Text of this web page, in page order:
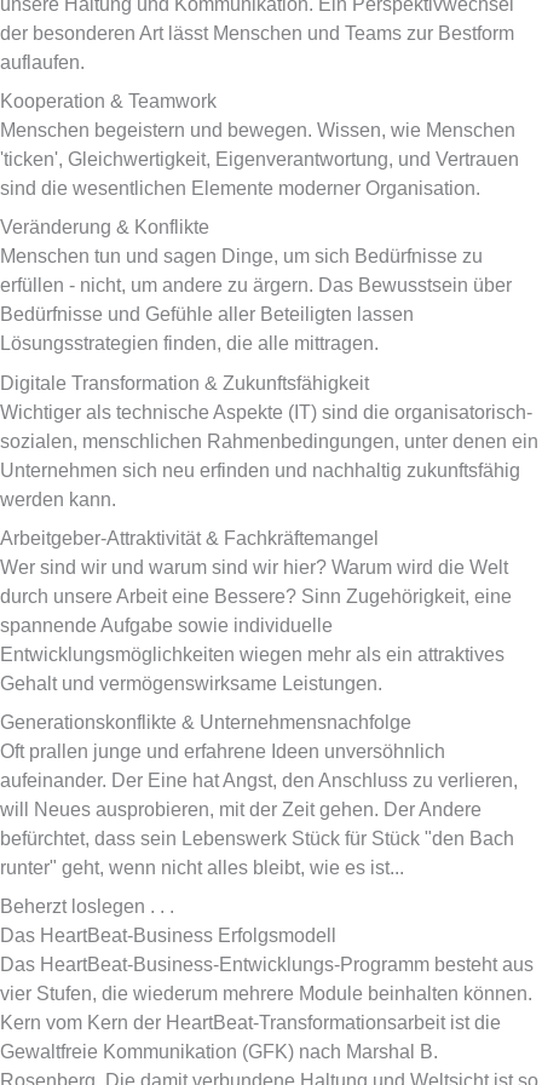
der besonderen Art lässt Menschen und Teams zur Bestform
auflaufen.
Kooperation & Teamwork
Menschen begeistern und bewegen. Wissen, wie Menschen
'ticken', Gleichwertigkeit, Eigenverantwortung, und Vertrauen
sind die wesentlichen Elemente moderner Organisation.
Veränderung & Konflikte
Menschen tun und sagen Dinge, um sich Bedürfnisse zu
erfüllen - nicht, um andere zu ärgern. Das Bewusstsein über
Bedürfnisse und Gefühle aller Beteiligten lassen
Lösungsstrategien finden, die alle mittragen.
Digitale Transformation & Zukunftsfähigkeit
Wichtiger als technische Aspekte (IT) sind die organisatorisch-
sozialen, menschlichen Rahmenbedingungen, unter denen ein
Unternehmen sich neu erfinden und nachhaltig zukunftsfähig
werden kann.
Arbeitgeber-Attraktivität & Fachkräftemangel
Wer sind wir und warum sind wir hier? Warum wird die Welt
durch unsere Arbeit eine Bessere? Sinn Zugehörigkeit, eine
spannende Aufgabe sowie individuelle
Entwicklungsmöglichkeiten wiegen mehr als ein attraktives
Gehalt und vermögenswirksame Leistungen.
Generationskonflikte & Unternehmensnachfolge
Oft prallen junge und erfahrene Ideen unversöhnlich
aufeinander. Der Eine hat Angst, den Anschluss zu verlieren,
will Neues ausprobieren, mit der Zeit gehen. Der Andere
befürchtet, dass sein Lebenswerk Stück für Stück "den Bach
runter" geht, wenn nicht alles bleibt, wie es ist...
Beherzt loslegen . . .
Das HeartBeat-Business Erfolgsmodell
Das HeartBeat-Business-Entwicklungs-Programm besteht aus
vier Stufen, die wiederum mehrere Module beinhalten können.
Kern vom Kern der HeartBeat-Transformationsarbeit ist die
Gewaltfreie Kommunikation (GFK) nach Marshal B.
Rosenberg. Die damit verbundene Haltung und Weltsicht ist so